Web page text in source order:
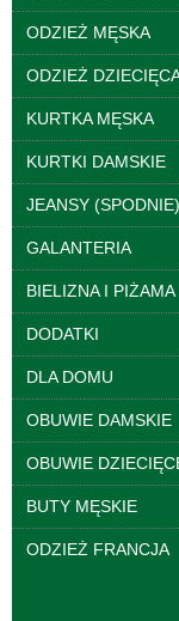
ODZIEŻ MĘSKA
ODZIEŻ
KURTKA MĘSKA
KURTKI DAMSKIE
JEANSY (SPODNIE)
GALANTERIA
BIELIZNA I PIŻAMA
DODATKI
DLA DOMU
OBUWIE DAMSKIE
OBUWIE
BUTY MĘSKIE
ODZIEŻ FRANCJA
skórzana Roz
Kolor
95.00 zł